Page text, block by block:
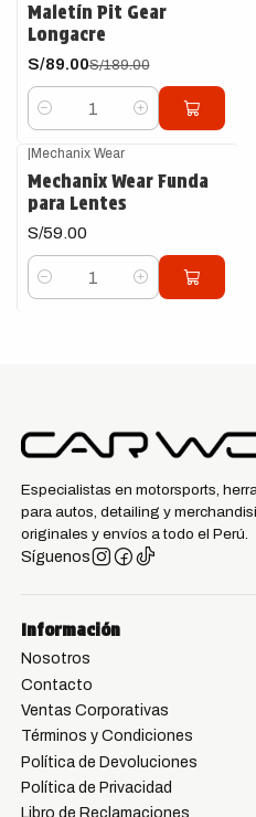
Maletín Pit Gear
Longacre
S/89.00S/189.00
Cantidad
|Mechanix Wear
Mechanix Wear Funda
para Lentes
S/59.00
Cantidad
Especialistas en motorsports,
para autos, detailing y
originales y envíos a todo el Perú.
Síguenos
Información
Nosotros
Contacto
Ventas Corporativas
Términos y Condiciones
Política de Devoluciones
Política de Privacidad
Libro de Reclamaciones